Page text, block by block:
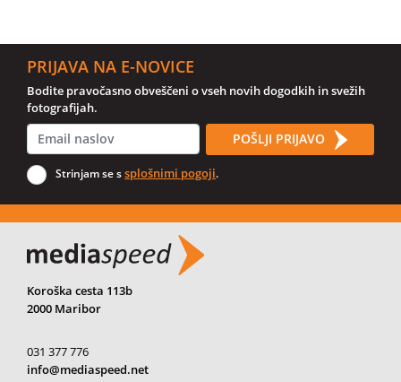
PRIJAVA NA E-NOVICE
Bodite pravočasno obveščeni o vseh novih dogodkih in svežih
fotografijah.
POŠLJI PRIJAVO
Strinjam se ssplošnimi pogoji.
Koroška cesta 113b
2000 Maribor
031 377 776
info@mediaspeed.net